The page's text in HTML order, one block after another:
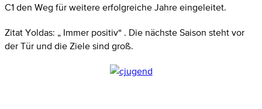
C1 den Weg für weitere erfolgreiche Jahre eingeleitet.
Zitat Yoldas: „ Immer positiv“ . Die nächste Saison steht vor
der Tür und die Ziele sind groß.